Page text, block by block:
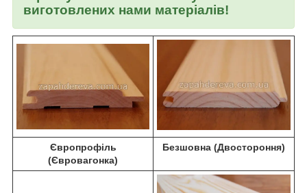
виготовлених нами матеріалів!
Європрофіль
(Євровагонка)
Безшовна (Двостороння)